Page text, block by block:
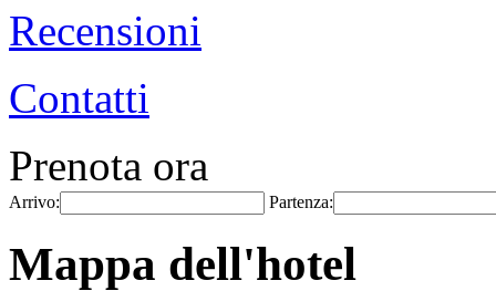
Recensioni
Contatti
Prenota ora
Arrivo: Partenza:
Mappa dell'hotel